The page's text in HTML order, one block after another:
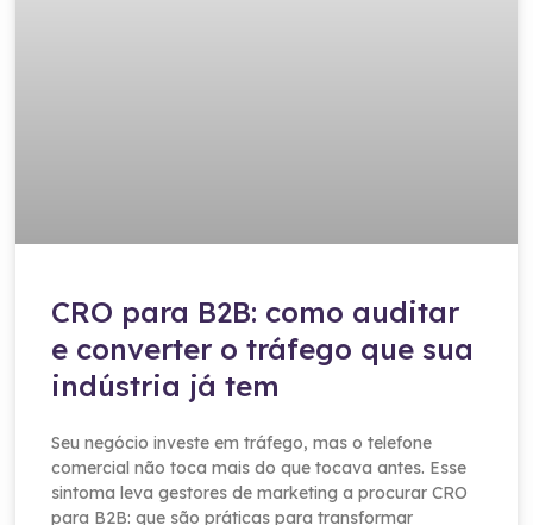
CRO para B2B: como auditar
e converter o tráfego que sua
indústria já tem
Seu negócio investe em tráfego, mas o telefone
comercial não toca mais do que tocava antes. Esse
sintoma leva gestores de marketing a procurar CRO
para B2B: que são práticas para transformar